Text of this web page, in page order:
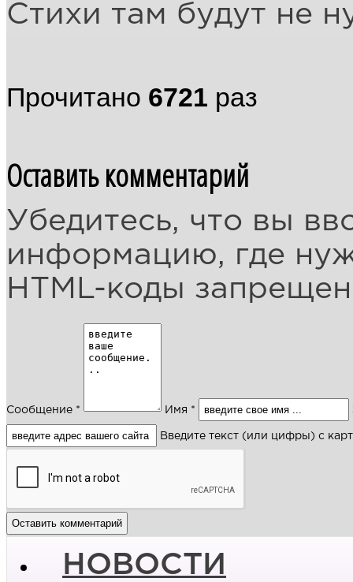
Стихи там будут не
Прочитано 6721 раз
Оставить комментарий
Убедитесь, что вы
информацию, где
HTML-коды
Сообщение * Имя *
Введите текст (или цифры) с
НОВОСТИ